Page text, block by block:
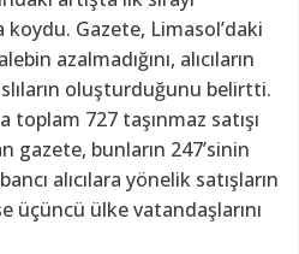
koydu. Gazete, Limasol’daki
azalmadığını, alıcıların
oluşturduğunu belirtti.
toplam 727 taşınmaz satışı
bunların 247’sinin
alıcılara yönelik satışların
üçüncü ülke vatandaşlarını